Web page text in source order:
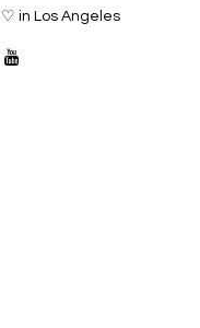
♡ in Los Angeles